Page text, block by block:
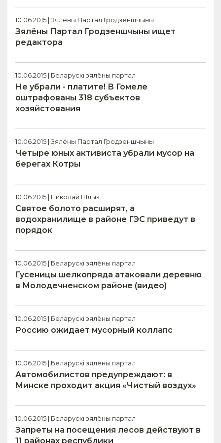
10.06.2015 | Зялёны Партал Гродзеншчыны
Зялёны Партал Гродзеншчыны ищет
редактора
10.06.2015 | Беларускі зялёны партал
Не убрали - платите! В Гомеле
оштрафованы 318 субъектов
хозяйстования
10.06.2015 | Зялёны Партал Гродзеншчыны
Четыре юных активиста убрали мусор на
берегах Котры
10.06.2015 | Николай Шлык
Святое болото расширят, а
водохранилище в районе ГЭС приведут в
порядок
10.06.2015 | Беларускі зялёны партал
Гусеницы шелкопряда атаковали деревню
в Молодечненском районе (видео)
10.06.2015 | Беларускі зялёны партал
Россию ожидает мусорный коллапс
10.06.2015 | Беларускі зялёны партал
Автомобилистов предупреждают: в
Минске проходит акция «Чистый воздух»
10.06.2015 | Беларускі зялёны партал
Запреты на посещения лесов действуют в
11 районах республики